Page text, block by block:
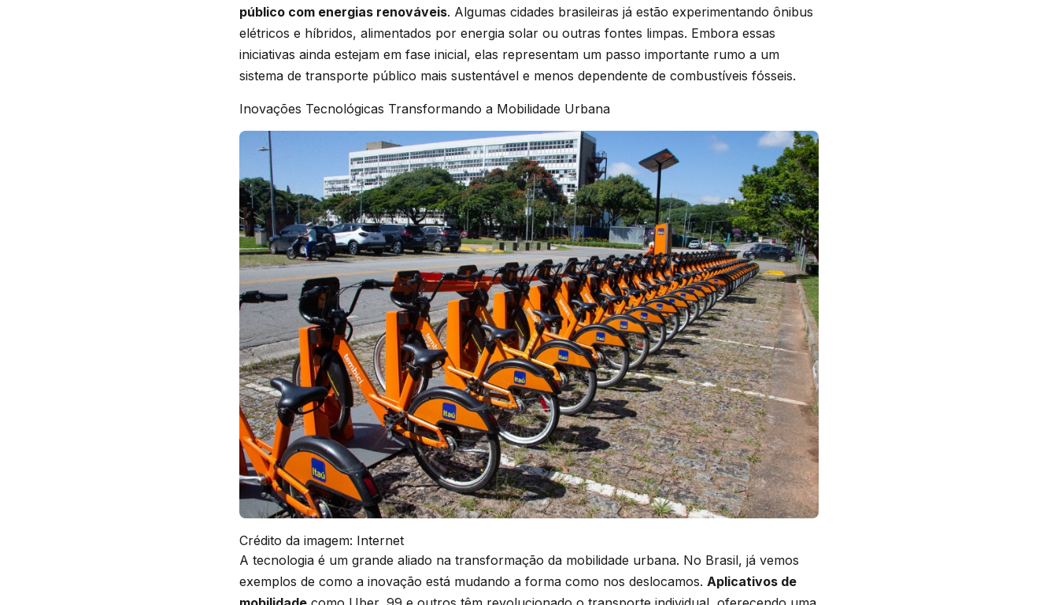
público com energias renováveis. Algumas cidades brasileiras já estão experimentando ônibus
elétricos e híbridos, alimentados por energia solar ou outras fontes limpas. Embora essas
iniciativas ainda estejam em fase inicial, elas representam um passo importante rumo a um
sistema de transporte público mais sustentável e menos dependente de combustíveis fósseis.
Inovações Tecnológicas Transformando a Mobilidade Urbana
Crédito da imagem: Internet
A tecnologia é um grande aliado na transformação da mobilidade urbana. No Brasil, já vemos
exemplos de como a inovação está mudando a forma como nos deslocamos. Aplicativos de